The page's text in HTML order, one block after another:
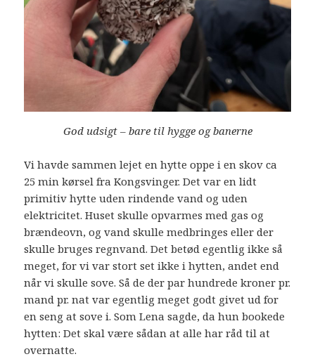
God udsigt – bare til hygge og banerne
Vi havde sammen lejet en hytte oppe i en skov ca
25 min kørsel fra Kongsvinger. Det var en lidt
primitiv hytte uden rindende vand og uden
elektricitet. Huset skulle opvarmes med gas og
brændeovn, og vand skulle medbringes eller der
skulle bruges regnvand. Det betød egentlig ikke så
meget, for vi var stort set ikke i hytten, andet end
når vi skulle sove. Så de der par hundrede kroner pr.
mand pr. nat var egentlig meget godt givet ud for
en seng at sove i. Som Lena sagde, da hun bookede
hytten: Det skal være sådan at alle har råd til at
overnatte.